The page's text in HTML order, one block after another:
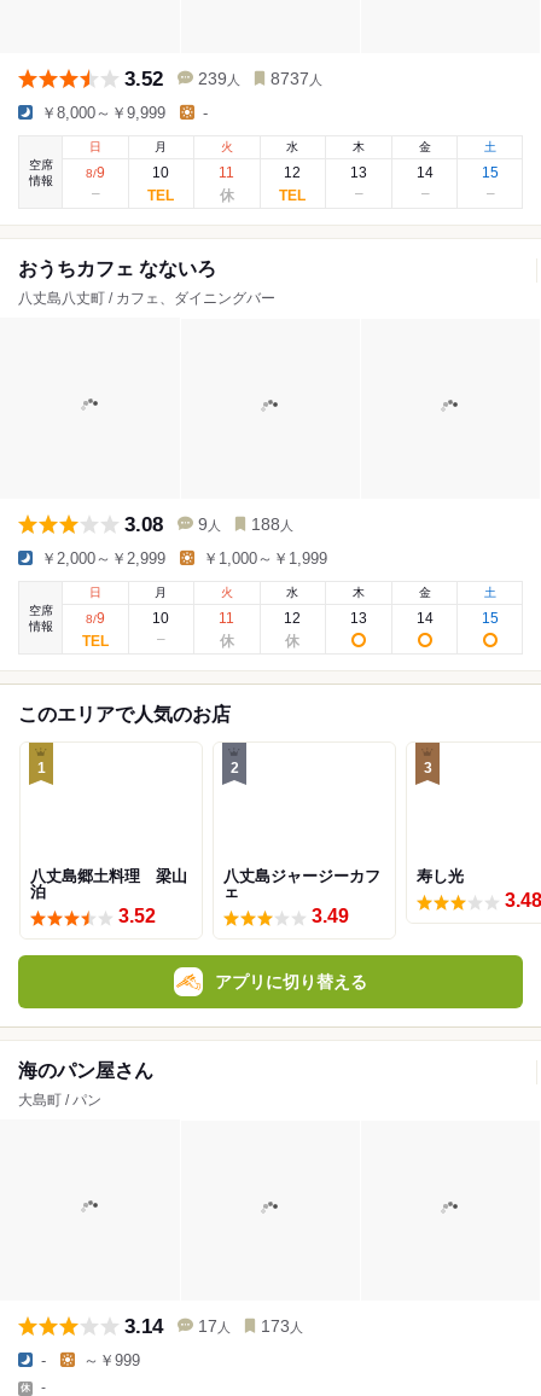
3.52 239 人 8737 人
￥8,000～￥9,999 -
空席
情報
日
8/9
月
10
火
11
水
12
木
13
金
14
土
15
おうちカフェ なないろ
八丈島八丈町 / カフェ、ダイニングバー
3.08 9 人 188 人
￥2,000～￥2,999 ￥1,000～￥1,999
空席
情報
日
8/9
月
10
火
11
水
12
木
13
金
14
土
15
このエリアで人気のお店
1
八丈島郷土料理 梁山
泊
3.52
2
八丈島ジャージーカフ
ェ
3.49
3
寿し光
3.48
アプリに切り替える
海のパン屋さん
大島町 / パン
3.14 17 人 173 人
- ～￥999
-